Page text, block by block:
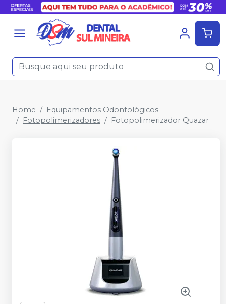
Home
Equipamentos Odontológicos
Fotopolimerizadores
Fotopolimerizador Quazar